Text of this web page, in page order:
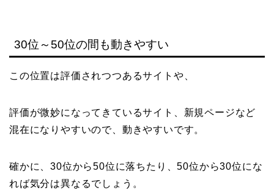
30位～50位の間も動きやすい
この位置は評価されつつあるサイトや、
評価が微妙になってきているサイト、新規ページなど
混在になりやすいので、動きやすいです。
確かに、30位から50位に落ちたり、50位から30位にな
れば気分は異なるでしょう。